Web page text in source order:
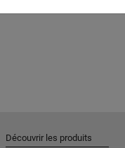
Découvrir les produits